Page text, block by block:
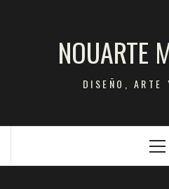
NOUARTE
DISEÑO, ARTE